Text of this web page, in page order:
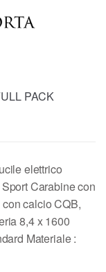
PACK
elettrico
Carabine con
calcio CQB,
8,4 x 1600
Materiale :